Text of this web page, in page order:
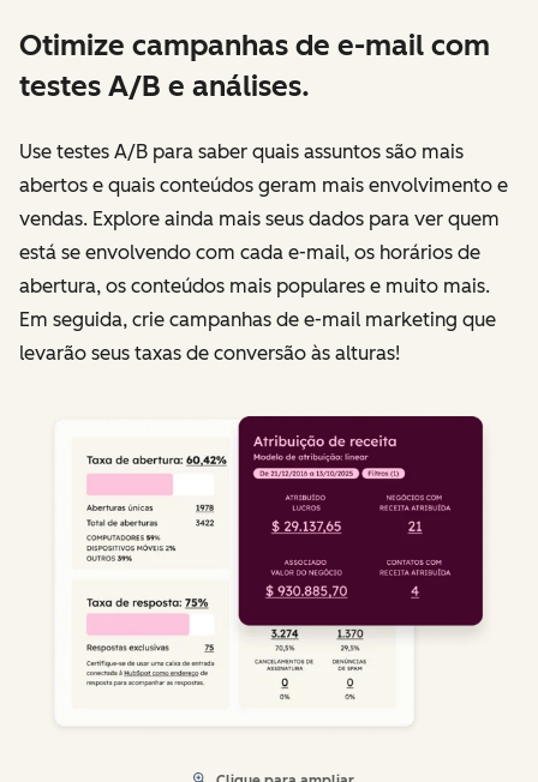
Otimize campanhas de e-mail com
testes A/B e análises.
Use testes A/B para saber quais assuntos são mais
abertos e quais conteúdos geram mais envolvimento e
vendas. Explore ainda mais seus dados para ver quem
está se envolvendo com cada e-mail, os horários de
abertura, os conteúdos mais populares e muito mais.
Em seguida, crie campanhas de e-mail marketing que
levarão seus taxas de conversão às alturas!